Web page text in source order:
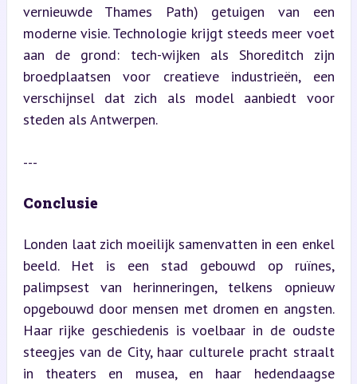
vernieuwde Thames Path) getuigen van een
moderne visie. Technologie krijgt steeds meer voet
aan de grond: tech-wijken als Shoreditch zijn
broedplaatsen voor creatieve industrieën, een
verschijnsel dat zich als model aanbiedt voor
steden als Antwerpen.
---
Conclusie
Londen laat zich moeilijk samenvatten in een enkel
beeld. Het is een stad gebouwd op ruïnes,
palimpsest van herinneringen, telkens opnieuw
opgebouwd door mensen met dromen en angsten.
Haar rijke geschiedenis is voelbaar in de oudste
steegjes van de City, haar culturele pracht straalt
in theaters en musea, en haar hedendaagse